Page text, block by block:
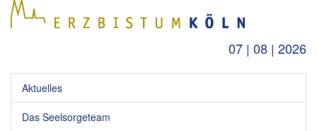
07 | 08 | 2026
Aktuelles
Das Seelsorgeteam